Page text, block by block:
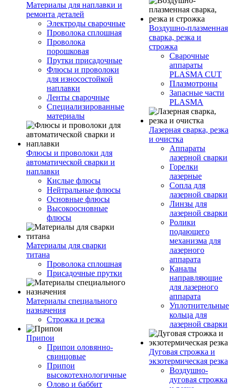
Материалы для наплавки и
ремонта деталей
Электроды сварочные
Проволока сплошная
Проволока
порошковая
Прутки присадочные
Флюсы и проволоки
для износостойкой
наплавки
Ленты сварочные
Специализированные
материалы
Флюсы и проволоки для
автоматической сварки и
наплавки
Кислые флюсы
Нейтральные флюсы
Основные флюсы
Высокоосновные
флюсы
Материалы для сварки
титана
Проволока сплошная
Присадочные прутки
Материалы специального
назначения
Строжка и резка
Припои
Припои оловянно-
свинцовые
Припои
высокотехнологичные
Олово и баббит
Воздушно-плазменная
сварка, резка и
строжка
Сварочные
аппараты
PLASMA CUT
Плазмотроны
Запасные части
PLASMA
Лазерная сварка, резка
и очистка
Аппараты
лазерной сварки
Горелки
лазерные
Сопла для
лазерной сварки
Линзы для
лазерной сварки
Ролики
подающего
механизма для
лазерного
аппарата
Каналы
направляющие
для лазерного
аппарата
Уплотнительные
кольца для
лазерной сварки
Дуговая строжка и
экзотермическая резка
Воздушно-
дуговая строжка